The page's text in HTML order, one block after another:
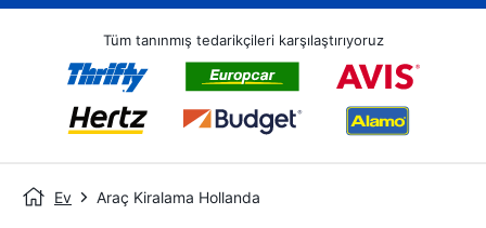
Tüm tanınmış tedarikçileri karşılaştırıyoruz
Ev Araç Kiralama Hollanda